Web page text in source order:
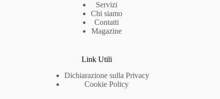
Servizi
Chi siamo
Contatti
Magazine
Link Utili
Dichiarazione sulla Privacy
Cookie Policy